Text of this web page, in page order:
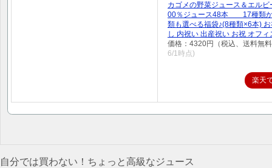
カゴメの野菜ジュース＆エルビ
00％ジュース48本 17種類
類も選べる福袋♪(8種類×6本)
し 内祝い 出産祝い お祝 オフィ
価格：4320円（税込、送料無
6/1時点)
楽天
自分では買わない！ちょっと高級なジュース